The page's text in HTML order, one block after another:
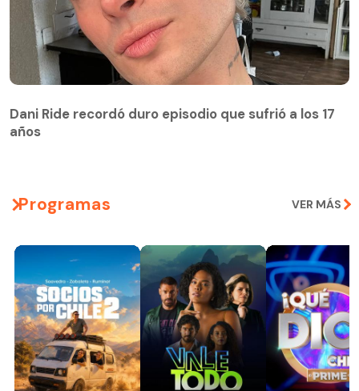
Dani Ride recordó duro episodio que sufrió a los 17
años
Programas VER MÁS